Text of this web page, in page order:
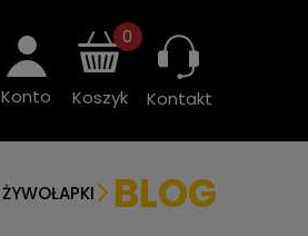
Konto Koszyk
0
Kontakt
ŻYWOŁAPKI BLOG